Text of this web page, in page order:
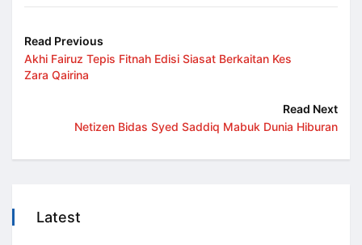
Read Previous
Akhi Fairuz Tepis Fitnah Edisi Siasat Berkaitan Kes
Zara Qairina
Read Next
Netizen Bidas Syed Saddiq Mabuk Dunia Hiburan
Latest